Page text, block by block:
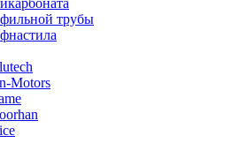
трубы
Motors